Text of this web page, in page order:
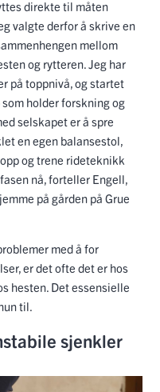
direkte til måten
valgte derfor å skrive en
mellom
og rytteren. Jeg har
på toppnivå, og startet
holder forskning og
selskapet er å spre
en egen balansestol,
og trene rideteknikk
nå, forteller Engell,
på gården på Grue
med å for
er det ofte det er hos
hesten. Det essensielle
til.
sjenkler